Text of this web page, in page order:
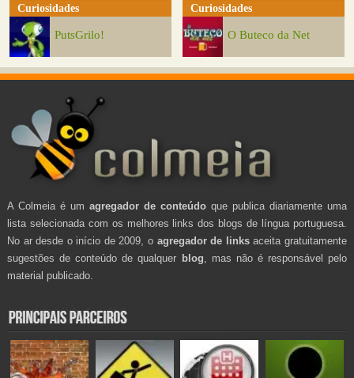
Curiosidades
PutsGrilo!
Curiosidades
O Buteco da Net
A Colmeia é um agregador de conteúdo que publica diariamente uma
lista selecionada com os melhores links dos blogs de língua portuguesa.
No ar desde o início de 2009, o agregador de linksaceita gratuitamente
sugestões de conteúdo de qualquer blog , mas não é responsável pelo
material publicado.